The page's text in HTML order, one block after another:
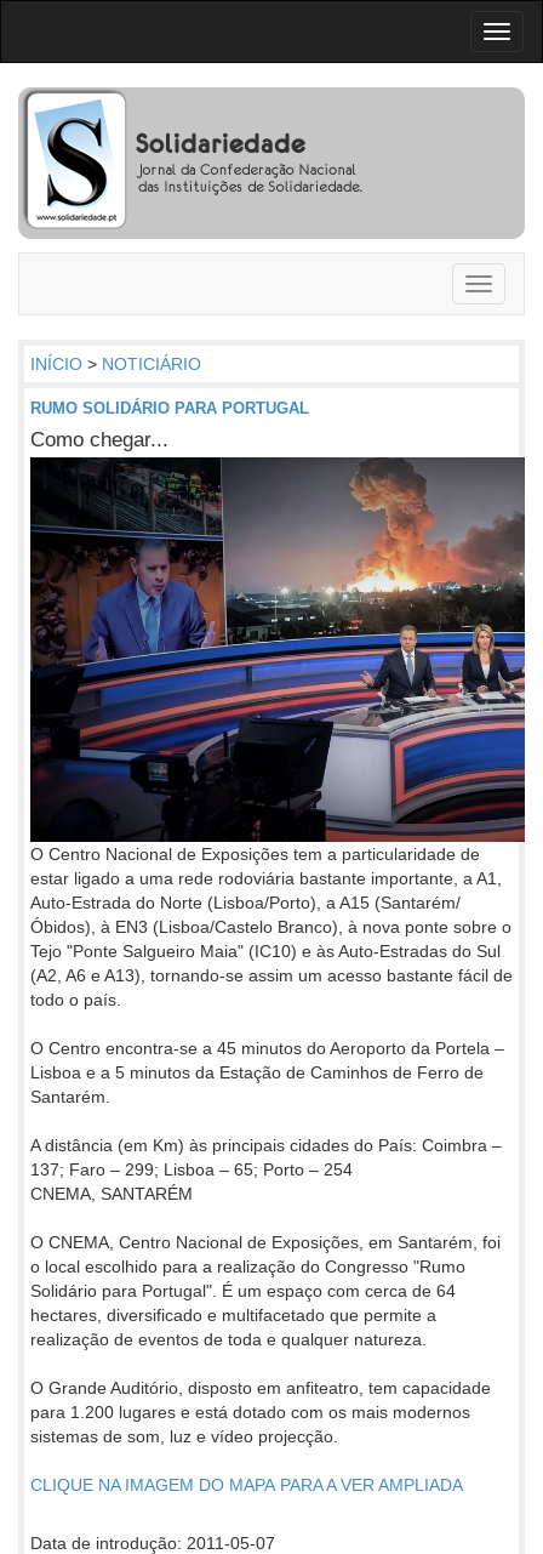
Toggle
INÍCIO > NOTICIÁRIO
RUMO SOLIDÁRIO PARA PORTUGAL
Como chegar...
O Centro Nacional de Exposições tem a particularidade de
estar ligado a uma rede rodoviária bastante importante, a A1,
Auto-Estrada do Norte (Lisboa/Porto), a A15 (Santarém/
Óbidos), à EN3 (Lisboa/Castelo Branco), à nova ponte sobre o
Tejo "Ponte Salgueiro Maia" (IC10) e às Auto-Estradas do Sul
(A2, A6 e A13), tornando-se assim um acesso bastante fácil de
todo o país.
O Centro encontra-se a 45 minutos do Aeroporto da Portela –
Lisboa e a 5 minutos da Estação de Caminhos de Ferro de
Santarém.
A distância (em Km) às principais cidades do País: Coimbra –
137; Faro – 299; Lisboa – 65; Porto – 254
CNEMA, SANTARÉM
O CNEMA, Centro Nacional de Exposições, em Santarém, foi
o local escolhido para a realização do Congresso "Rumo
Solidário para Portugal". É um espaço com cerca de 64
hectares, diversificado e multifacetado que permite a
realização de eventos de toda e qualquer natureza.
O Grande Auditório, disposto em anfiteatro, tem capacidade
para 1.200 lugares e está dotado com os mais modernos
sistemas de som, luz e vídeo projecção.
CLIQUE NA IMAGEM DO MAPA PARA A VER AMPLIADA
Data de introdução: 2011-05-07